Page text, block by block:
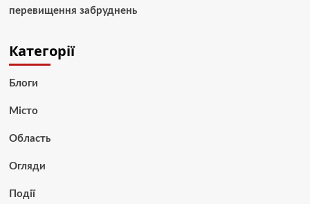
перевищення забруднень
Категорії
Блоги
Місто
Область
Огляди
Події